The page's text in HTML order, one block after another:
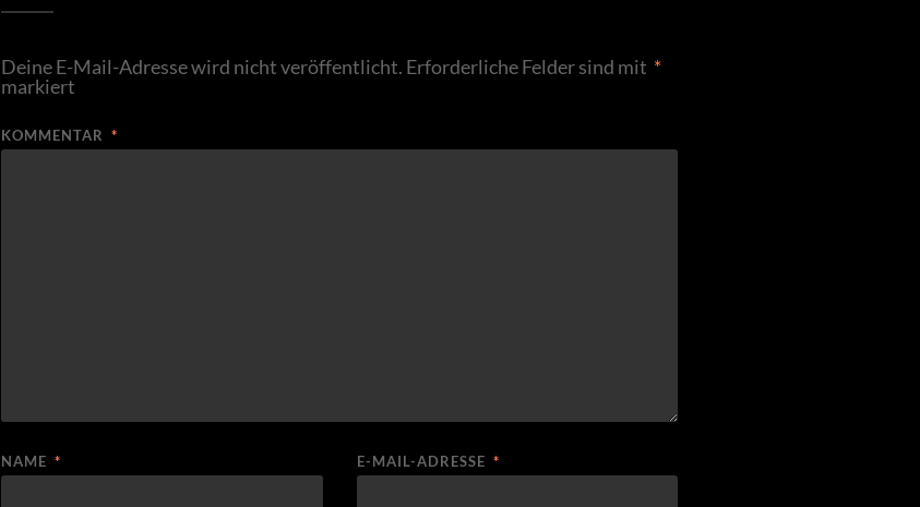
Deine E-Mail-Adresse wird nicht veröffentlicht. Erforderliche Felder sind mit *
markiert
KOMMENTAR *
NAME * E-MAIL-ADRESSE *